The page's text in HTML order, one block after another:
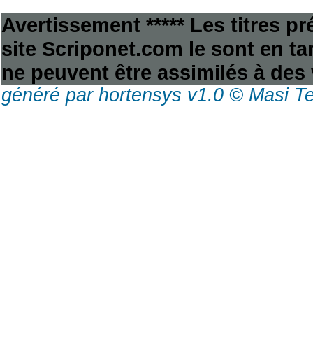
Avertissement ***** Les titres
site Scriponet.com le sont en
ne peuvent être assimilés à
généré par hortensys v1.0 © Masi